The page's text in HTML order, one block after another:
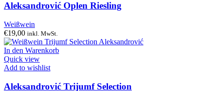
Aleksandrović Oplen Riesling
Weißwein
€19,00 inkl. MwSt.
In den Warenkorb
Quick view
Add to wishlist
Aleksandrović Trijumf Selection